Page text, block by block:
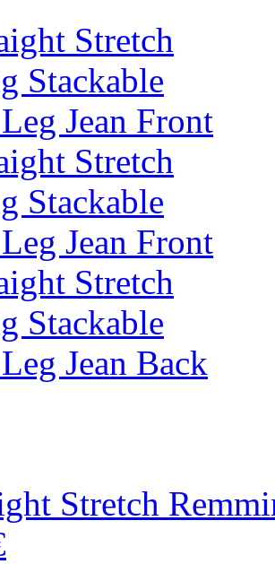
Stretch